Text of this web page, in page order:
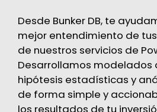
Desde Bunker DB, te
mejor entendimiento de
de nuestros servicios de
Desarrollamos modelados
hipótesis estadísticas y
de forma simple y
los resultados de tu